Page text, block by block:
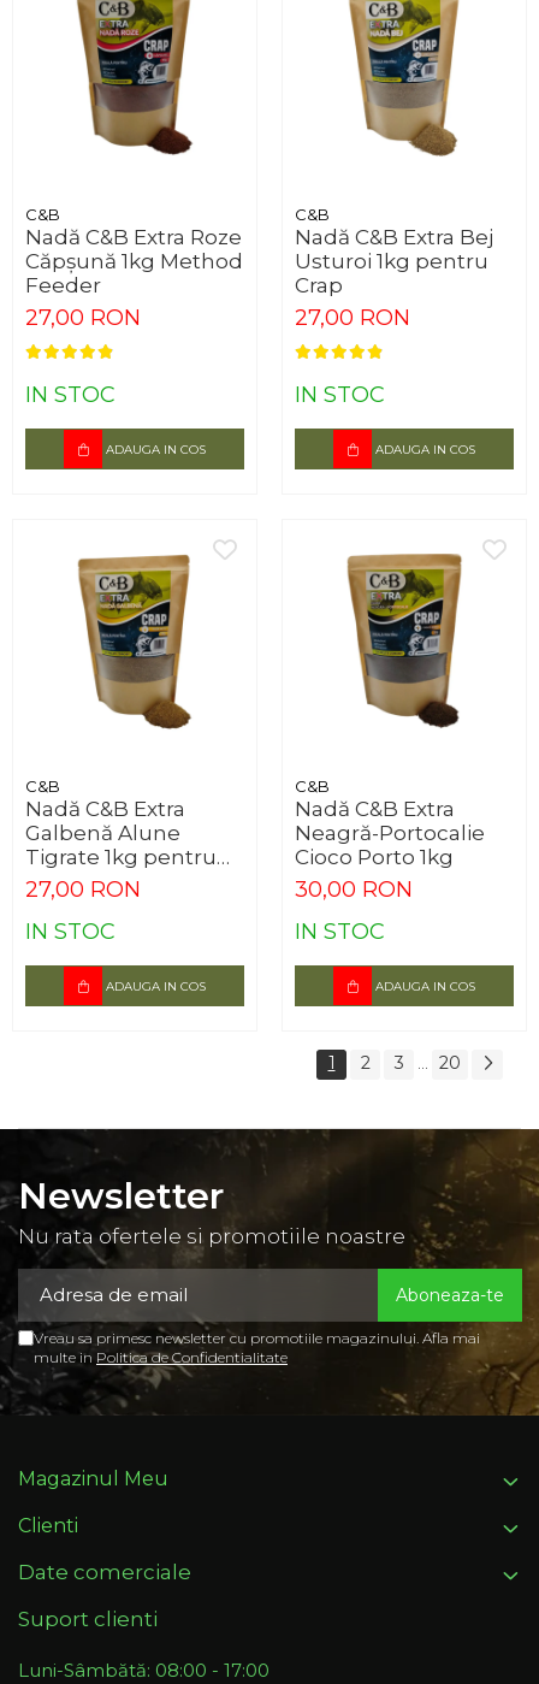
C&B
Nadă C&B Extra Roze
Căpșună 1kg Method
Feeder
27,00 RON
IN STOC
ADAUGA IN COS
C&B
Nadă C&B Extra Bej
Usturoi 1kg pentru
Crap
27,00 RON
IN STOC
ADAUGA IN COS
C&B
Nadă C&B Extra
Galbenă Alune
Tigrate 1kg pentru
Method Feeder
27,00 RON
IN STOC
ADAUGA IN COS
C&B
Nadă C&B Extra
Neagră-Portocalie
Cioco Porto 1kg
30,00 RON
IN STOC
ADAUGA IN COS
1 2 3 20
Newsletter
Nu rata ofertele si promotiile noastre
Vreau sa primesc newsletter cu promotiile magazinului. Afla mai
multe in Politica de Confidentialitate
Magazinul Meu
Clienti
Date comerciale
Suport clienti
Luni-Sâmbătă: 08:00 - 17:00